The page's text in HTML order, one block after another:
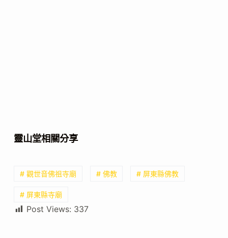
靈山堂相關分享
# 觀世音佛祖寺廟 # 佛教 # 屏東縣佛教
# 屏東縣寺廟
Post Views: 337